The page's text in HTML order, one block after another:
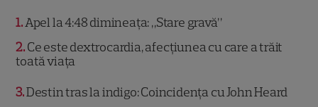
1 Apel la 4:48 dimineața: „Stare gravă”
2 Ce este dextrocardia, afecțiunea cu care a trăit
toată viața
3 Destin tras la indigo: Coincidența cu John Heard